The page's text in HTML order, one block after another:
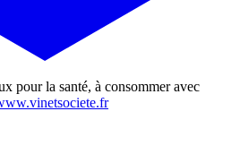
pour la santé, à consommer avec